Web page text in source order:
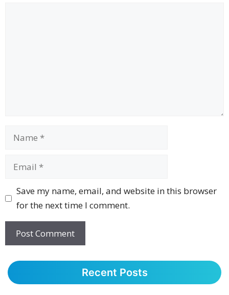
Name
Email
Website
Save my name, email, and website in this browser
for the next time I comment.
Recent Posts